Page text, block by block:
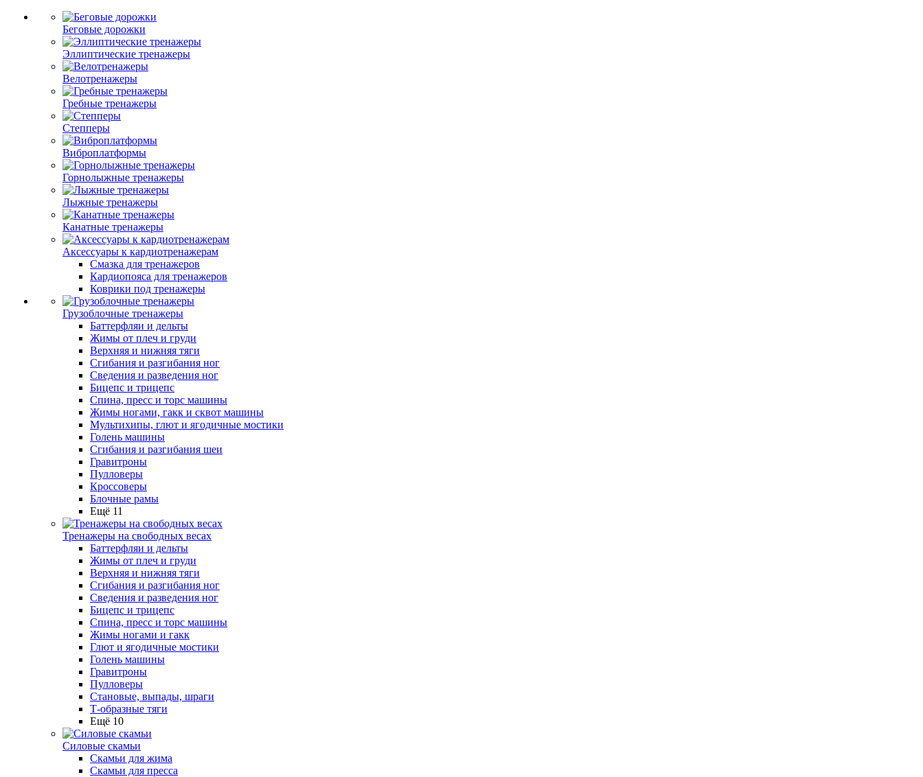
Беговые дорожки
Эллиптические тренажеры
Велотренажеры
Гребные тренажеры
Степперы
Виброплатформы
Горнолыжные тренажеры
Лыжные тренажеры
Канатные тренажеры
Аксессуары к кардиотренажерам
Смазка для тренажеров
Кардиопояса для тренажеров
Коврики под тренажеры
Грузоблочные тренажеры
Баттерфляи и дельты
Жимы от плеч и груди
Верхняя и нижняя тяги
Сгибания и разгибания ног
Сведения и разведения ног
Бицепс и трицепс
Спина, пресс и торс машины
Жимы ногами, гакк и сквот машины
Мультихипы, глют и ягодичные мостики
Голень машины
Сгибания и разгибания шеи
Гравитроны
Пулловеры
Кроссоверы
Блочные рамы
Ещё 11
Тренажеры на свободных весах
Баттерфляи и дельты
Жимы от плеч и груди
Верхняя и нижняя тяги
Сгибания и разгибания ног
Сведения и разведения ног
Бицепс и трицепс
Спина, пресс и торс машины
Жимы ногами и гакк
Глют и ягодичные мостики
Голень машины
Гравитроны
Пулловеры
Становые, выпады, шраги
Т-образные тяги
Ещё 10
Силовые скамьи
Скамьи для жима
Скамьи для пресса